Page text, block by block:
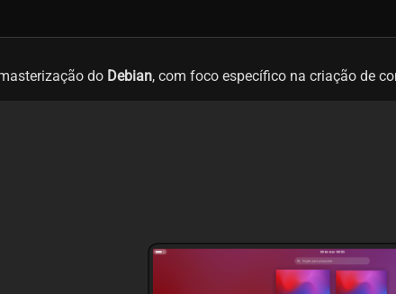
do Debian, com foco específico na criação de